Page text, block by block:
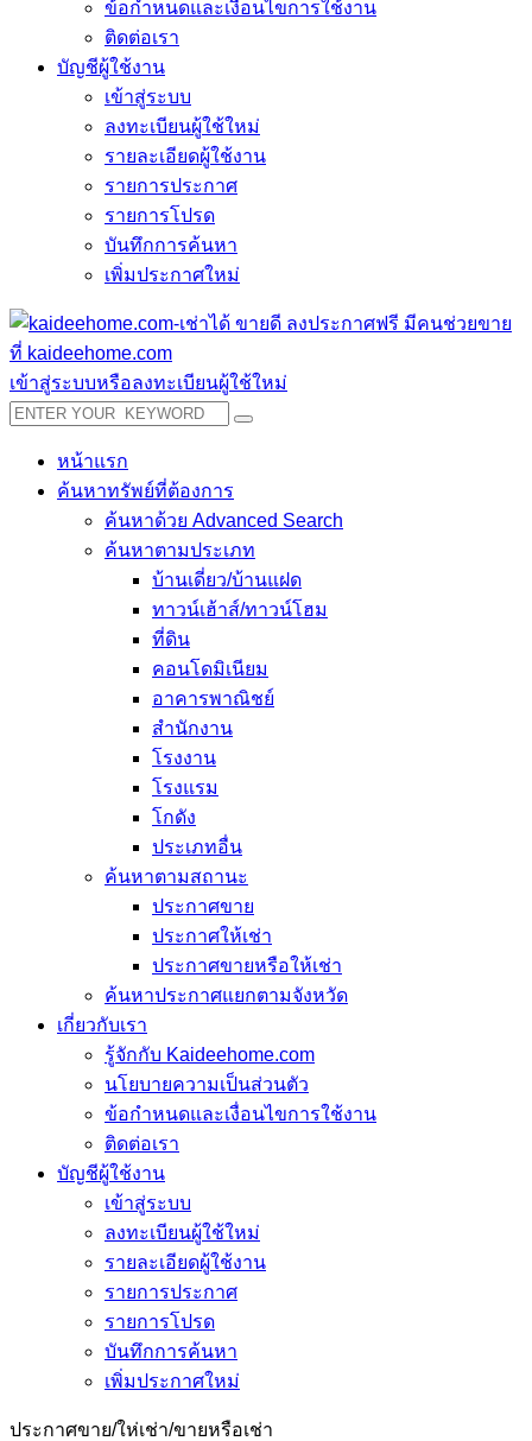
ข้อกำหนดและเงื่อนไขการใช้งาน
ติดต่อเรา
บัญชีผู้ใช้งาน
เข้าสู่ระบบ
ลงทะเบียนผู้ใช้ใหม่
รายละเอียดผู้ใช้งาน
รายการประกาศ
รายการโปรด
บันทึกการค้นหา
เพิ่มประกาศใหม่
เข้าสู่ระบบหรือลงทะเบียนผู้ใช้ใหม่
หน้าแรก
ค้นหาทรัพย์ที่ต้องการ
ค้นหาด้วย Advanced Search
ค้นหาตามประเภท
บ้านเดี่ยว/บ้านแฝด
ทาวน์เฮ้าส์/ทาวน์โฮม
ที่ดิน
คอนโดมิเนียม
อาคารพาณิชย์
สำนักงาน
โรงงาน
โรงแรม
โกดัง
ประเภทอื่น
ค้นหาตามสถานะ
ประกาศขาย
ประกาศให้เช่า
ประกาศขายหรือให้เช่า
ค้นหาประกาศแยกตามจังหวัด
เกี่ยวกับเรา
รู้จักกับ Kaideehome.com
นโยบายความเป็นส่วนตัว
ข้อกำหนดและเงื่อนไขการใช้งาน
ติดต่อเรา
บัญชีผู้ใช้งาน
เข้าสู่ระบบ
ลงทะเบียนผู้ใช้ใหม่
รายละเอียดผู้ใช้งาน
รายการประกาศ
รายการโปรด
บันทึกการค้นหา
เพิ่มประกาศใหม่
ประกาศขาย/ให่เช่า/ขายหรือเช่า